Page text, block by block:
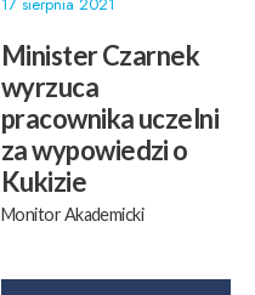
Minister Czarnek
wyrzuca
pracownika uczelni
za wypowiedzi o
Kukizie
Monitor Akademicki